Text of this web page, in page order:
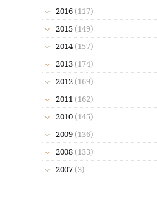
2016 (117)
2015 (149)
2014 (157)
2013 (174)
2012 (169)
2011 (162)
2010 (145)
2009 (136)
2008 (133)
2007 (3)